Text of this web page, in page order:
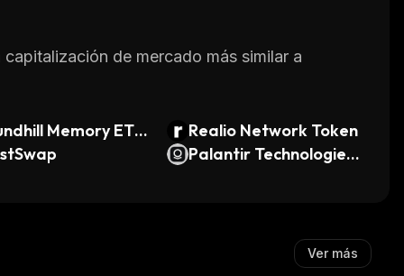
de mercado más similar a
Memory ETF
Tokenized)
Realio Network Token
Palantir Technologies
Ver más